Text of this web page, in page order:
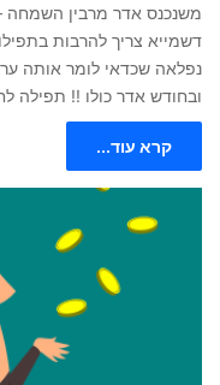
משנכנס אדר מרבין השמחה
דשמייא צריך להרבות
נפלאה שכדאי לומר אותה
ובחודש אדר כולו !! תפילה
קרא עוד...